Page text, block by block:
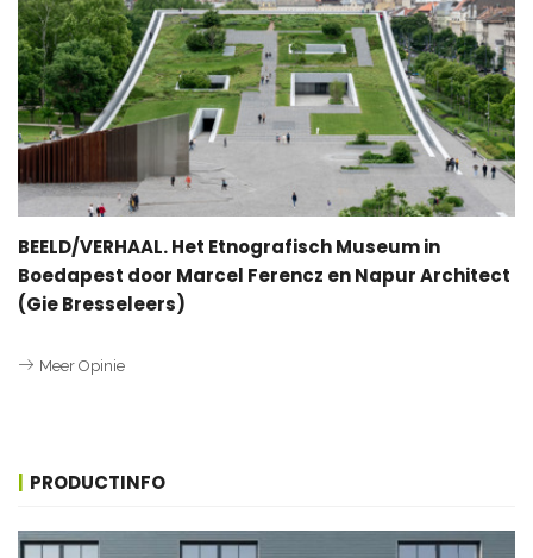
BEELD/VERHAAL. Het Etnografisch Museum in
Boedapest door Marcel Ferencz en Napur Architect
(Gie Bresseleers)
Meer Opinie
PRODUCTINFO